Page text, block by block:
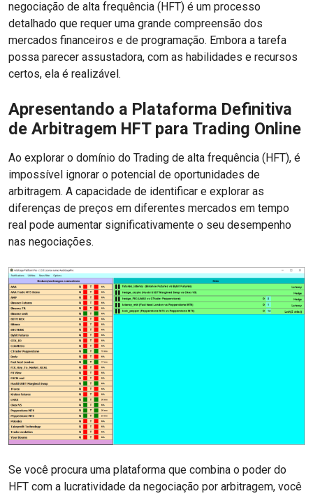
negociação de alta frequência (HFT) é um processo
detalhado que requer uma grande compreensão dos
mercados financeiros e de programação. Embora a tarefa
possa parecer assustadora, com as habilidades e recursos
certos, ela é realizável.
Apresentando a Plataforma Definitiva
de Arbitragem HFT para Trading Online
Ao explorar o domínio do Trading de alta frequência (HFT), é
impossível ignorar o potencial de oportunidades de
arbitragem. A capacidade de identificar e explorar as
diferenças de preços em diferentes mercados em tempo
real pode aumentar significativamente o seu desempenho
nas negociações.
Se você procura uma plataforma que combina o poder do
HFT com a lucratividade da negociação por arbitragem, você